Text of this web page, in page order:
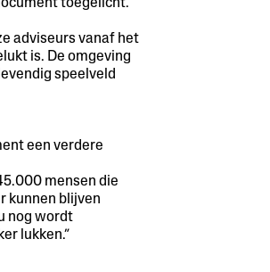
toegelicht.
adviseurs vanaf het
is. De omgeving
speelveld
een verdere
mensen die
kunnen blijven
nog wordt
lukken.”